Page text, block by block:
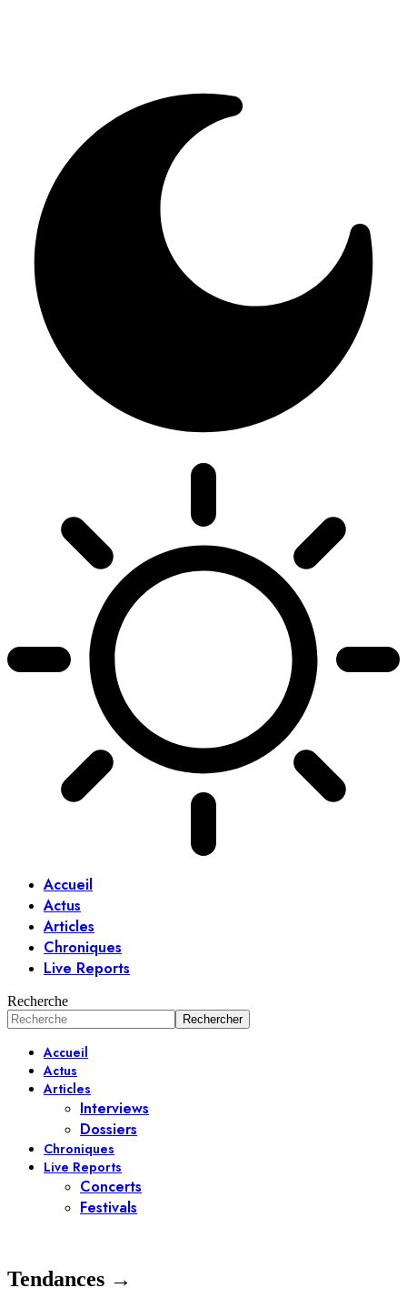
Accueil
Actus
Articles
Chroniques
Live Reports
Recherche
Accueil
Actus
Articles
Interviews
Dossiers
Chroniques
Live Reports
Concerts
Festivals
Tendances →